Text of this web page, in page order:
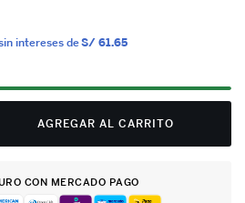
intereses deS/ 61.65
AGREGAR AL CARRITO
CON MERCADO PAGO